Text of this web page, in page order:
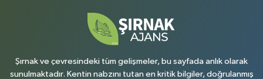
Şırnak ve çevresindeki tüm gelişmeler, bu sayfada anlık olarak
sunulmaktadır. Kentin nabzını tutan en kritik bilgiler, doğrulanmış